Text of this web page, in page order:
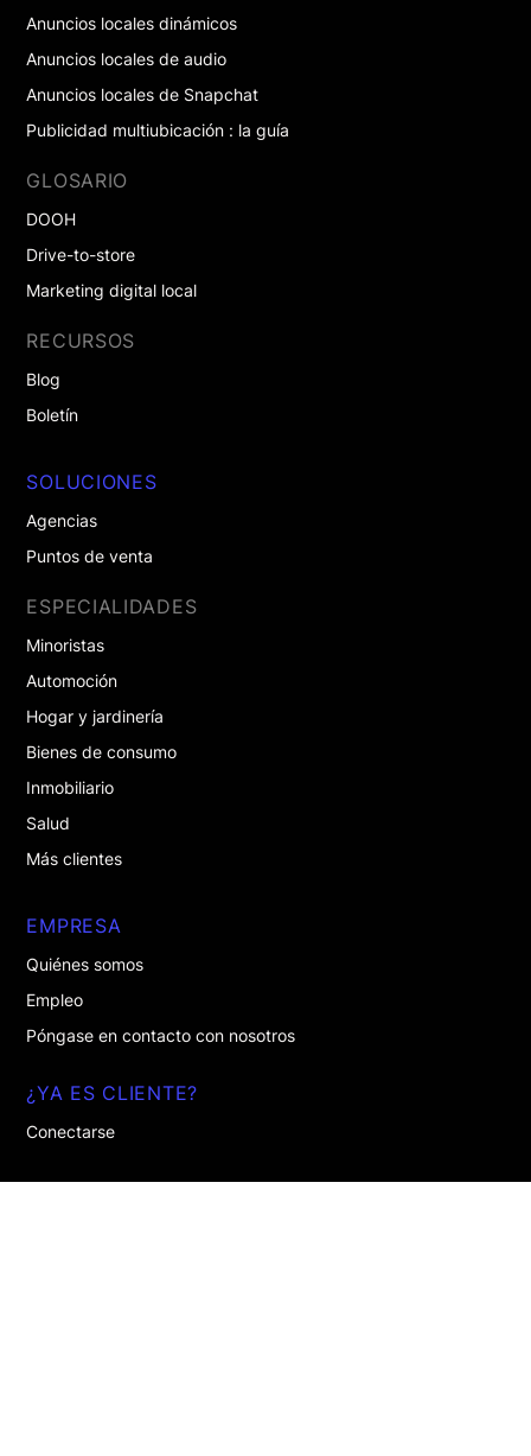
SOLUCIONES
Agencias
Puntos de venta
ESPECIALIDADES
Minoristas
Automoción
Hogar y jardinería
Bienes de consumo
Inmobiliario
Salud
Más clientes
Anuncios locales dinámicos
Anuncios locales de audio
Anuncios locales de Snapchat
Publicidad multiubicación : la guía
GLOSARIO
DOOH
Drive-to-store
Marketing digital local
RECURSOS
Blog
Boletín
EMPRESA
Quiénes somos
Empleo
Póngase en contacto con nosotros
¿YA ES CLIENTE?
Conectarse